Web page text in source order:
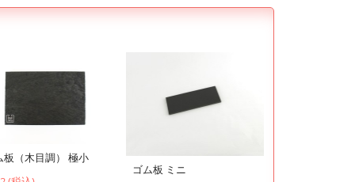
板（木目調） 極小
ゴム板 ミニ